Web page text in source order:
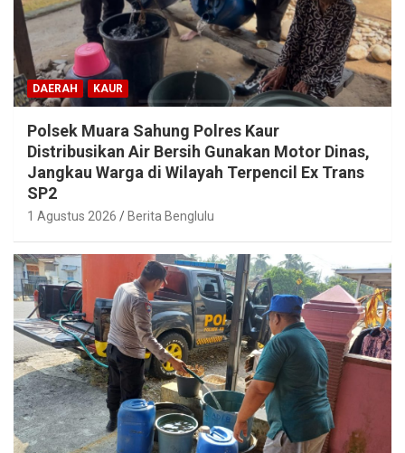
DAERAH KAUR
Polsek Muara Sahung Polres Kaur
Distribusikan Air Bersih Gunakan Motor Dinas,
Jangkau Warga di Wilayah Terpencil Ex Trans
SP2
1 Agustus 2026 Berita Benglulu